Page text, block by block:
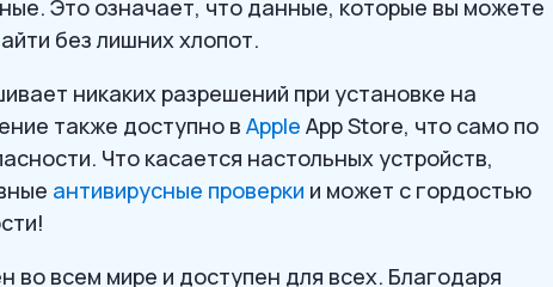
Это означает, что данные, которые вы можете
без лишних хлопот.
никаких разрешений при установке на
также доступно в Apple App Store, что само по
Что касается настольных устройств,
антивирусные проверки и может с гордостью
во всем мире и доступен для всех. Благодаря